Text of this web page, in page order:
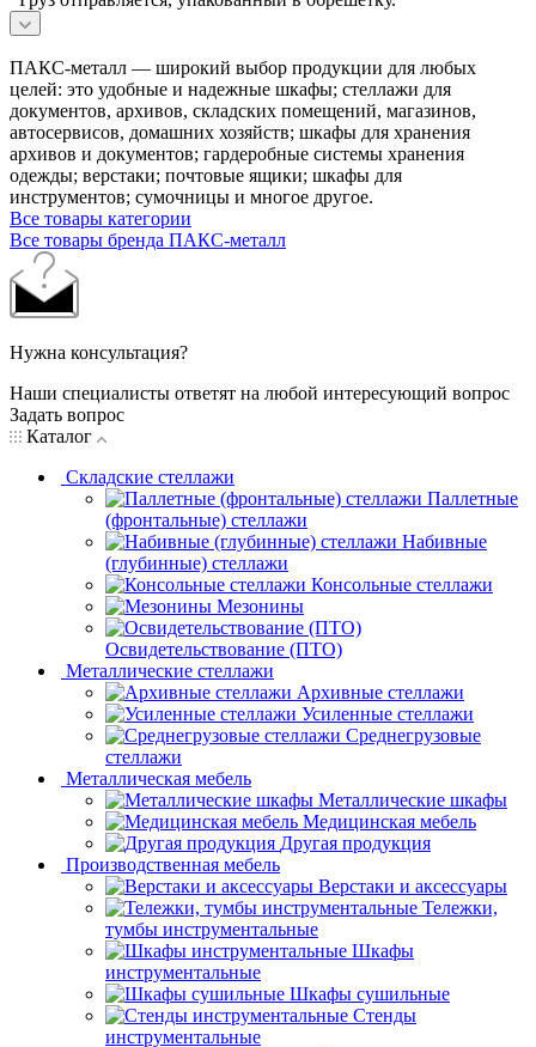
ПАКС-металл — широкий выбор продукции для любых
целей: это удобные и надежные шкафы; стеллажи для
документов, архивов, складских помещений, магазинов,
автосервисов, домашних хозяйств; шкафы для хранения
архивов и документов; гардеробные системы хранения
одежды; верстаки; почтовые ящики; шкафы для
инструментов; сумочницы и многое другое.
Все товары категории
Все товары бренда ПАКС-металл
Нужна консультация?
Наши специалисты ответят на любой интересующий вопрос
Задать вопрос
Каталог
Складские стеллажи
Паллетные
(фронтальные) стеллажи
Набивные
(глубинные) стеллажи
Консольные стеллажи
Мезонины
Освидетельствование (ПТО)
Металлические стеллажи
Архивные стеллажи
Усиленные стеллажи
Среднегрузовые
стеллажи
Металлическая мебель
Металлические шкафы
Медицинская мебель
Другая продукция
Производственная мебель
Верстаки и аксессуары
Тележки,
тумбы инструментальные
Шкафы
инструментальные
Шкафы сушильные
Стенды
инструментальные